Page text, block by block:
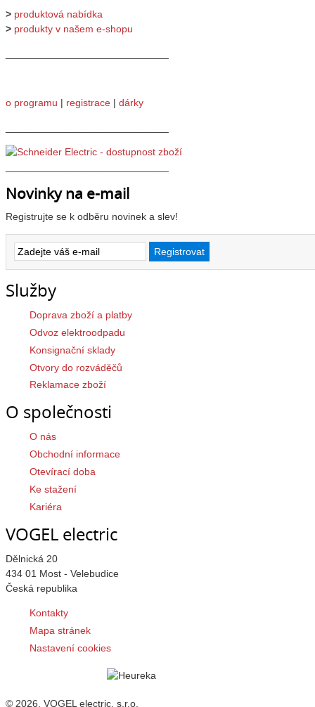
> produktová nabídka
> produkty v našem e-shopu
o programu | registrace | dárky
Novinky na e-mail
Registrujte se k odběru novinek a slev!
Služby
Doprava zboží a platby
Odvoz elektroodpadu
Konsignační sklady
Otvory do rozváděčů
Reklamace zboží
O společnosti
O nás
Obchodní informace
Otevírací doba
Ke stažení
Kariéra
VOGEL electric
Dělnická 20
434 01 Most - Velebudice
Česká republika
Kontakty
Mapa stránek
Nastavení cookies
© 2026, VOGEL electric, s.r.o.